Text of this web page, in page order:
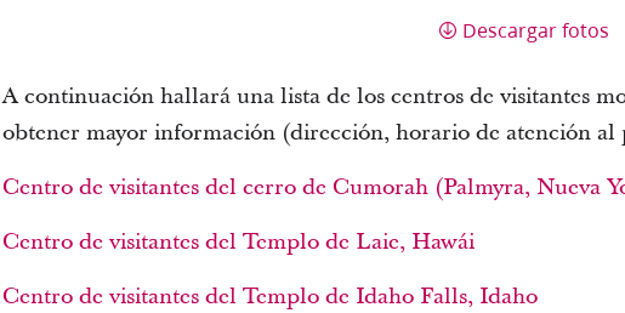
Descargar fotos
A continuación hallará una lista de los centros de visitantes
obtener mayor información (dirección, horario de atención
Centro de visitantes del cerro de Cumorah (Palmyra, Nueva
Centro de visitantes del Templo de Laie, Hawái
Centro de visitantes del Templo de Idaho Falls, Idaho